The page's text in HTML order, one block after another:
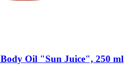
Body Oil "Sun Juice", 250 ml